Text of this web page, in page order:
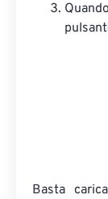
Basta